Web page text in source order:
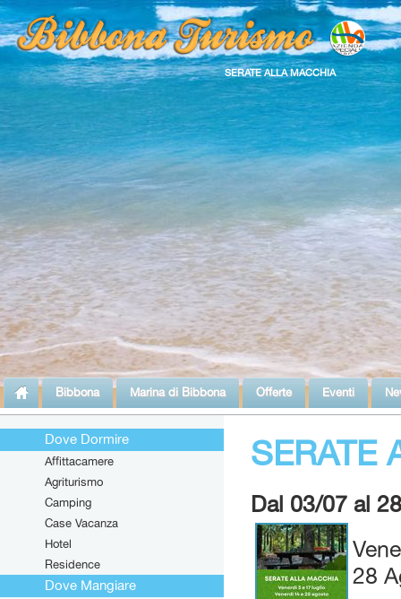
SERATE ALLA MACCHIA
Bibbona Marina di Bibbona Offerte Eventi
Dove Dormire
Affittacamere
Agriturismo
Camping
Case Vacanza
Hotel
Residence
Dove Mangiare
SERATE
Dal 03/07 al
28